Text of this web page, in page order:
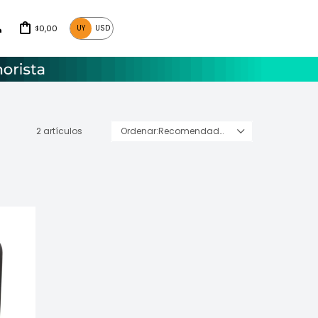
$0,00 UY USD
2 artículos Recomendados